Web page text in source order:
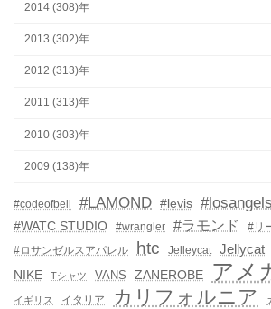
2014 (308)年
2013 (302)年
2012 (313)年
2011 (313)年
2010 (303)年
2009 (138)年
#codeofbell #LAMOND #levis
#WATC STUDIO #wrangler #ラモンド
#リ
#ロサンゼルスアパレル
htc Jelleycat Jellycat
NIKE
Tシャツ VANS ZANEROBE アメ
イギリス イタリア カリフォルニア